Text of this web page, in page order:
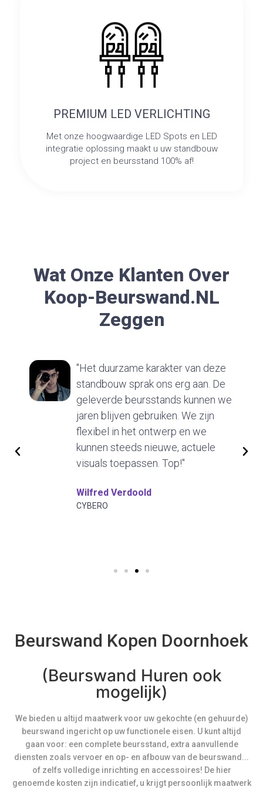
PREMIUM LED VERLICHTING
Met onze hoogwaardige LED Spots en LED
integratie oplossing maakt u uw standbouw
project en beursstand 100% af!
Wat Onze Klanten Over
Koop-Beurswand.nL
Zeggen
"Het duurzame karakter van deze
standbouw sprak ons erg aan. De
geleverde beursstands kunnen we
jaren blijven gebruiken. We zijn
flexibel in het ontwerp en we
kunnen steeds nieuwe, actuele
visuals toepassen. Top!"
Wilfred Verdoold
CYBERO
Beurswand Kopen Doornhoek
(Beurswand Huren ook
mogelijk)
We bieden u altijd maatwerk voor uw gekochte (en gehuurde)
beurswand ingericht op uw functionele eisen. U kunt altijd
gaan voor: een complete beursstand, extra aanvullende
diensten zoals vervoer en op- en afbouw van de beurswand...
of zelfs volledige inrichting en accessoires! De hier
genoemde kosten zijn indicatief, u krijgt persoonlijk maatwerk